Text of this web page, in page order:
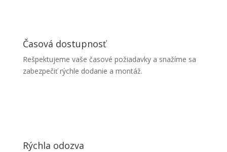
Časová dostupnosť
Rešpektujeme vaše časové požiadavky a snažíme sa
zabezpečiť rýchle dodanie a montáž.
Rýchla odozva